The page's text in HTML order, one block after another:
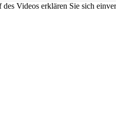
Videos erklären Sie sich